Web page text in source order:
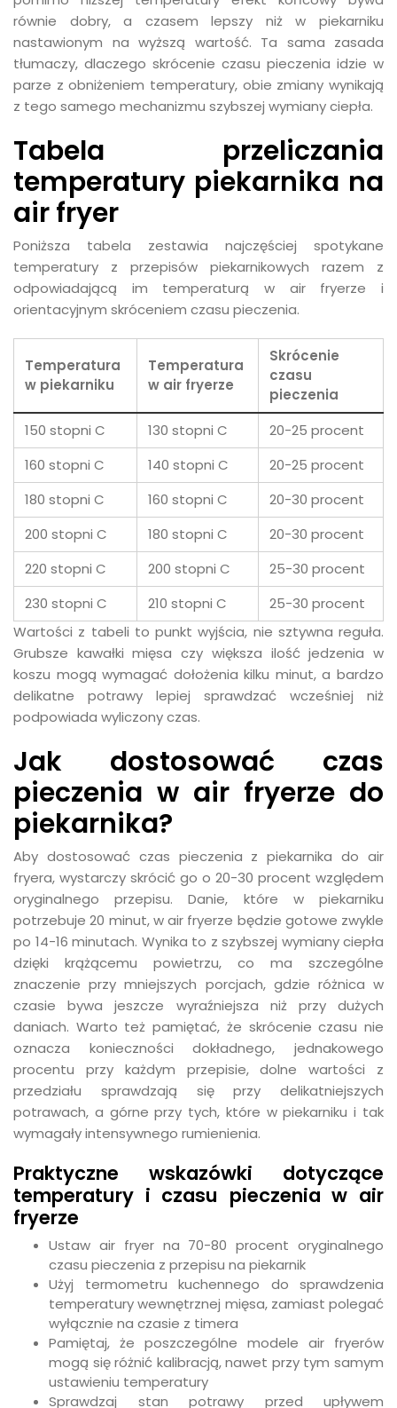
równie dobry, a czasem lepszy niż w piekarniku
nastawionym na wyższą wartość. Ta sama zasada
tłumaczy, dlaczego skrócenie czasu pieczenia idzie w
parze z obniżeniem temperatury, obie zmiany wynikają
z tego samego mechanizmu szybszej wymiany ciepła.
Tabela przeliczania
temperatury piekarnika na
air fryer
Poniższa tabela zestawia najczęściej spotykane
temperatury z przepisów piekarnikowych razem z
odpowiadającą im temperaturą w air fryerze i
orientacyjnym skróceniem czasu pieczenia.
Temperatura
w piekarniku
Temperatura
w air fryerze
Skrócenie
czasu
pieczenia
150 stopni C
130 stopni C
20-25 procent
160 stopni C
140 stopni C
20-25 procent
180 stopni C
160 stopni C
20-30 procent
200 stopni C
180 stopni C
20-30 procent
220 stopni C
200 stopni C
25-30 procent
230 stopni C
210 stopni C
25-30 procent
Wartości z tabeli to punkt wyjścia, nie sztywna reguła.
Grubsze kawałki mięsa czy większa ilość jedzenia w
koszu mogą wymagać dołożenia kilku minut, a bardzo
delikatne potrawy lepiej sprawdzać wcześniej niż
podpowiada wyliczony czas.
Jak dostosować czas
pieczenia w air fryerze do
piekarnika?
Aby dostosować czas pieczenia z piekarnika do air
fryera, wystarczy skrócić go o 20-30 procent względem
oryginalnego przepisu. Danie, które w piekarniku
potrzebuje 20 minut, w air fryerze będzie gotowe zwykle
po 14-16 minutach. Wynika to z szybszej wymiany ciepła
dzięki krążącemu powietrzu, co ma szczególne
znaczenie przy mniejszych porcjach, gdzie różnica w
czasie bywa jeszcze wyraźniejsza niż przy dużych
daniach. Warto też pamiętać, że skrócenie czasu nie
oznacza konieczności dokładnego, jednakowego
procentu przy każdym przepisie, dolne wartości z
przedziału sprawdzają się przy delikatniejszych
potrawach, a górne przy tych, które w piekarniku i tak
wymagały intensywnego rumienienia.
Praktyczne wskazówki dotyczące
temperatury i czasu pieczenia w air
fryerze
Ustaw air fryer na 70-80 procent oryginalnego
czasu pieczenia z przepisu na piekarnik
Użyj termometru kuchennego do sprawdzenia
temperatury wewnętrznej mięsa, zamiast polegać
wyłącznie na czasie z timera
Pamiętaj, że poszczególne modele air fryerów
mogą się różnić kalibracją, nawet przy tym samym
ustawieniu temperatury
Sprawdzaj stan potrawy przed upływem